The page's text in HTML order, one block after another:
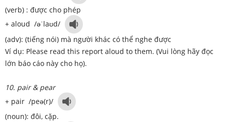
(verb) : được cho phép
+ aloud /əˈlaʊd/
(adv): (tiếng nói) mà người khác có thể nghe được
Ví dụ: Please read this report aloud to them. (Vui lòng hãy đọc
lớn báo cáo này cho họ).
10. pair & pear
+ pair /peə(r)/
(noun): đôi, cặp.